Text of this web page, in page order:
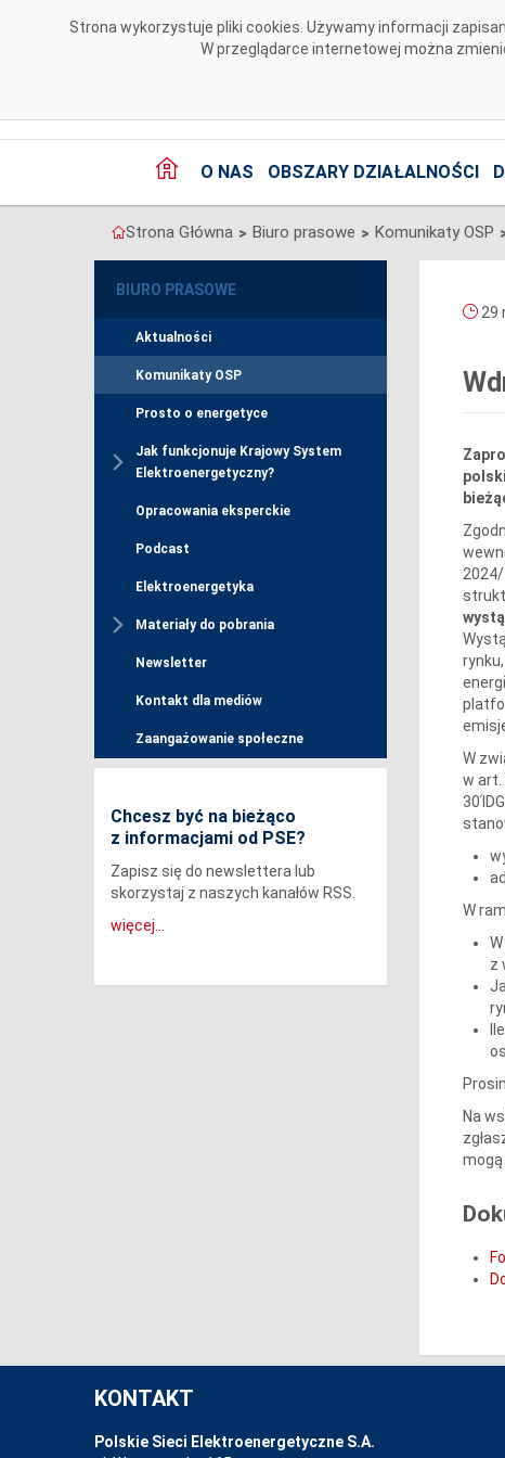
Strona wykorzystuje pliki cookies. Używamy informacji
W przeglądarce internetowej można
O NAS OBSZARY DZIAŁALNOŚCI
Strona Główna > Biuro prasowe > Komunikaty OSP
BIURO PRASOWE
Aktualności
Komunikaty OSP
Prosto o energetyce
Jak funkcjonuje Krajowy System
Elektroenergetyczny?
Opracowania eksperckie
Podcast
Elektroenergetyka
Materiały do pobrania
Newsletter
Kontakt dla mediów
Zaangażowanie społeczne
Chcesz być na bieżąco
z informacjami od PSE?
Zapisz się do newslettera lub
skorzystaj z naszych kanałów RSS.
więcej...
29
W
w art.
W
z
Na
mogą
KONTAKT
Polskie Sieci Elektroenergetyczne S.A.